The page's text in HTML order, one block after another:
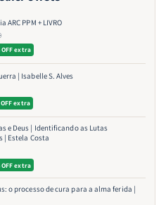
PPM + LIVRO
OFF extra
| Isabelle S. Alves
OFF extra
e Deus | Identificando as Lutas
| Estela Costa
OFF extra
o processo de cura para a alma ferida |